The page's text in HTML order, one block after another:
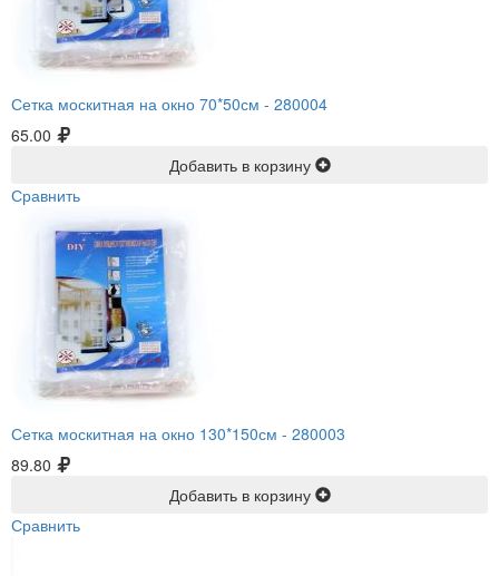
Сетка москитная на окно 70*50см - 280004
65.00
Добавить в корзину
Сравнить
Сетка москитная на окно 130*150см - 280003
89.80
Добавить в корзину
Сравнить